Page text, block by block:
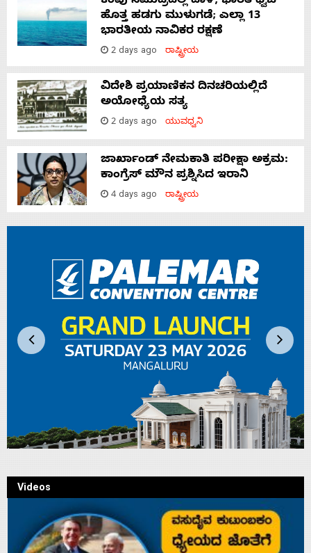
ಹೊತ್ತ ಹಡಗು ಮುಳುಗಡೆ; ಎಲ್ಲಾ 13
ಭಾರತೀಯ ನಾವಿಕರ ರಕ್ಷಣೆ
2 days ago ರಾಷ್ಟ್ರೀಯ
ವಿದೇಶಿ ಪ್ರಯಾಣಿಕನ ದಿನಚರಿಯಲ್ಲಿದೆ
ಅಯೋಧ್ಯೆಯ ಸತ್ಯ
2 days ago ಯುವಧ್ವನಿ
ಜಾರ್ಖಾಂಡ್‌ ನೇಮಕಾತಿ ಪರೀಕ್ಷಾ ಅಕ್ರಮ:
ಕಾಂಗ್ರೆಸ್‌ ಮೌನ ಪ್ರಶ್ನಿಸಿದ ಇರಾನಿ
4 days ago ರಾಷ್ಟ್ರೀಯ
Videos